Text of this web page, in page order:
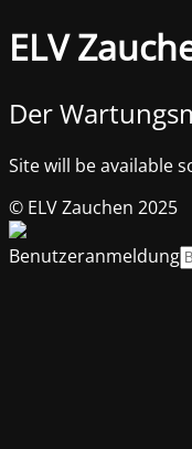
ELV
Der
Site will be available
© ELV Zauchen 2025
Benutzeranmeldung